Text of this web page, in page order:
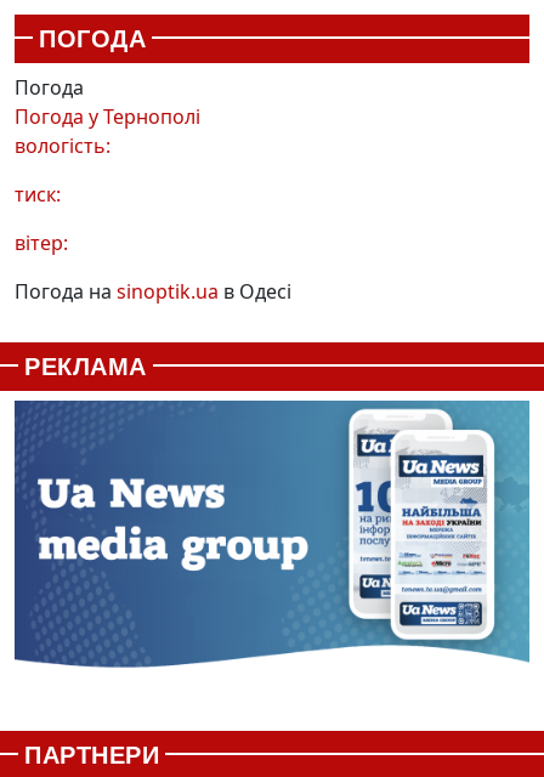
ПОГОДА
Погода
Погода уТернополі
вологість:
тиск:
вітер:
Погода на sinoptik.ua в Одесі
РЕКЛАМА
ПАРТНЕРИ